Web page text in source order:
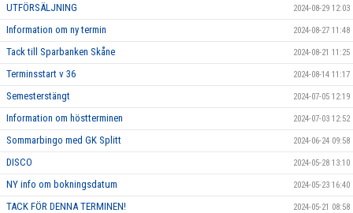
UTFÖRSÄLJNING 2024-08-29 12:03
Information om ny termin 2024-08-27 11:48
Tack till Sparbanken Skåne 2024-08-21 11:25
Terminsstart v 36 2024-08-14 11:17
Semesterstängt 2024-07-05 12:19
Information om höstterminen 2024-07-03 12:52
Sommarbingo med GK Splitt 2024-06-24 09:58
DISCO 2024-05-28 13:10
NY info om bokningsdatum 2024-05-23 16:40
TACK FÖR DENNA TERMINEN! 2024-05-21 08:58